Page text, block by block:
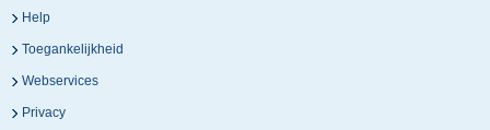
Help
Toegankelijkheid
Webservices
Privacy